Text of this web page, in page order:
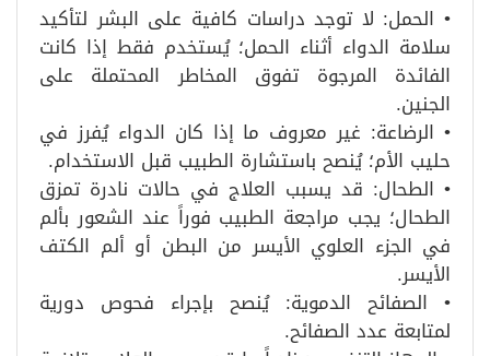
• الحمل: لا توجد دراسات كافية على البشر لتأكيد
سلامة الدواء أثناء الحمل؛ يُستخدم فقط إذا كانت
الفائدة المرجوة تفوق المخاطر المحتملة على
الجنين.
• الرضاعة: غير معروف ما إذا كان الدواء يُفرز في
حليب الأم؛ يُنصح باستشارة الطبيب قبل الاستخدام.
• الطحال: قد يسبب العلاج في حالات نادرة تمزق
الطحال؛ يجب مراجعة الطبيب فوراً عند الشعور بألم
في الجزء العلوي الأيسر من البطن أو ألم الكتف
الأيسر.
• الصفائح الدموية: يُنصح بإجراء فحوص دورية
لمتابعة عدد الصفائح.